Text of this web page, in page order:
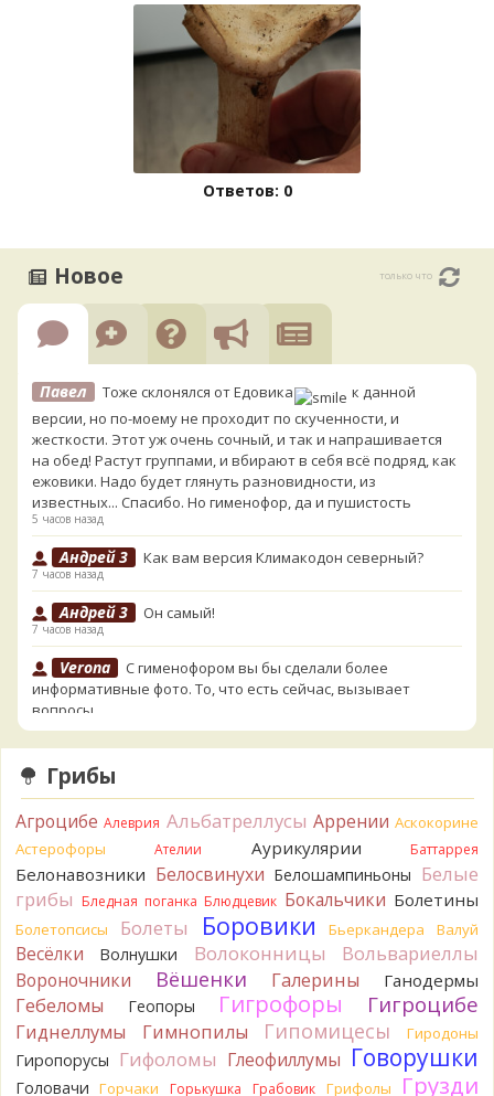
Ответов: 0
Новое только что
Павел Тоже склонялся от Едовика
к данной
версии, но по-моему не проходит по скученности, и
жесткости. Этот уж очень сочный, и так и напрашивается
на обед! Растут группами, и вбирают в себя всё подряд, как
ежовики. Надо будет глянуть разновидности, из
известных... Спасибо. Но гименофор, да и пушистость
5 часов назад
Андрей 3 Как вам версия Климакодон северный?
7 часов назад
Андрей 3 Он самый!
7 часов назад
Verona
С гименофором вы бы сделали более
информативные фото. То, что есть сейчас, вызывает
вопросы.
Павел
берёзы, и гименофор шипчатый; или что-то родственное.
пикантного (по типу чесночного) мяса под маринадом!
Думаю, заморозить или засушить, до выяснения деталей...
Спасибо за вариант
Oparush
9 часов назад
Verona
Возможно Постия, хотя сильная пушистость
удивляет:
sereneden Точно он, спасибо огромное!
Грибы
Агроцибе Алеврия Альбатреллусы Аррении Аскокорине
Астерофоры
Ателии Аурикулярии Баттаррея
Белонавозники Белосвинухи Белошампиньоны Белые
грибы Бледная поганка Блюдцевик Бокальчики Болетины
Болетопсисы Болеты Боровики Бьеркандера Валуй
Весёлки Волнушки Волоконницы Вольвариеллы
Вороночники Вёшенки Галерины Ганодермы
Гебеломы Геопоры Гигрофоры Гигроцибе
Гиднеллумы Гимнопилы Гипомицесы Гиродоны
Гиропорусы Гифоломы Глеофиллумы Говорушки
Головачи Горчаки Горькушка Грабовик Грифолы Грузди